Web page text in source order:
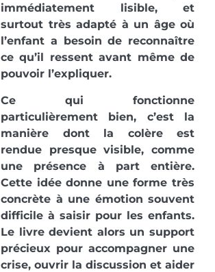
immédiatement lisible, et
surtout très adapté à un âge où
l’enfant a besoin de reconnaître
ce qu’il ressent avant même de
pouvoir l’expliquer.
Ce qui fonctionne
particulièrement bien, c’est la
manière dont la colère est
rendue presque visible, comme
une présence à part entière.
Cette idée donne une forme très
concrète à une émotion souvent
difficile à saisir pour les enfants.
Le livre devient alors un support
précieux pour accompagner une
crise, ouvrir la discussion et aider